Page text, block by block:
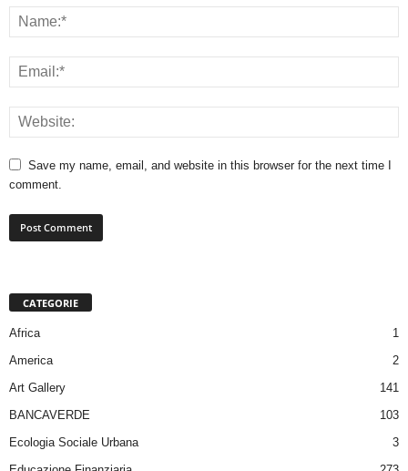
Save my name, email, and website in this browser for the next time I
comment.
CATEGORIE
Africa
1
America
2
Art Gallery
141
BANCAVERDE
103
Ecologia Sociale Urbana
3